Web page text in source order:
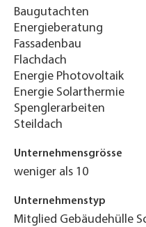
Baugutachten
Energieberatung
Fassadenbau
Flachdach
Energie Photovoltaik
Energie Solarthermie
Spenglerarbeiten
Steildach
Unternehmensgrösse
weniger als 10
Unternehmenstyp
Mitglied Gebäudehülle